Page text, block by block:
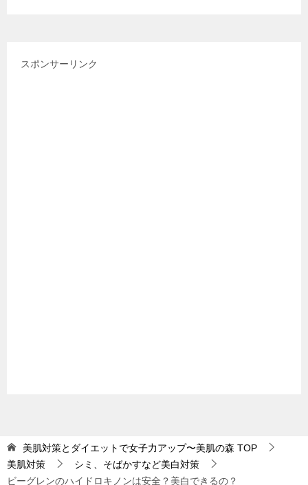
スポンサーリンク
美肌対策とダイエットで女子力アップ〜美肌の森 TOP
美肌対策
シミ、そばかすなど美白対策
ビーグレンのハイドロキノンは安全？美白できるの？